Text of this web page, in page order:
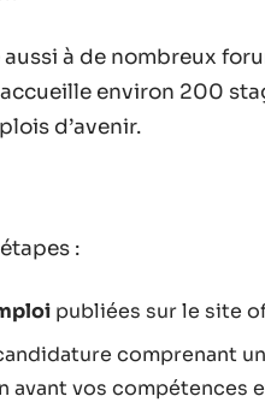
à de nombreux
environ 200
d’avenir.
:
publiées sur le site
comprenant
avant vos compétences